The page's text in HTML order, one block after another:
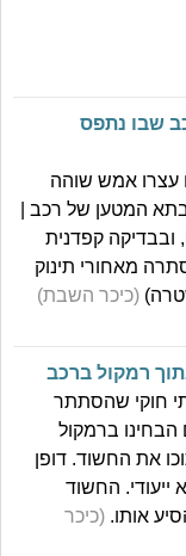
שבו נתפס
עצרו אמש שוהה
המטען של רכב |
קפדנית
מאחורי תינוק
(כיכר השבת)
רמקול ברכב
חוקי שהסתתר
ברמקול
את החשוד. דופן
החשוד
אותו. (כיכר